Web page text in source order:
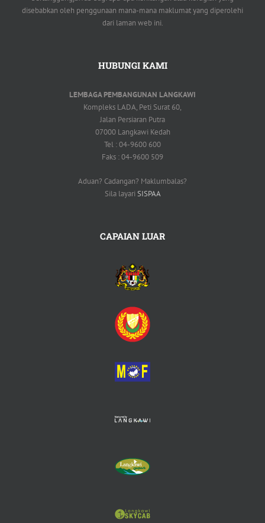
disebabkan oleh penggunaan mana-mana maklumat yang diperolehi
dari laman web ini.
HUBUNGI KAMI
LEMBAGA PEMBANGUNAN LANGKAWI
Kompleks LADA, Peti Surat 60,
Jalan Persiaran Putra
07000 Langkawi Kedah
Tel : 04-9600 600
Faks : 04-9600 509
Aduan? Cadangan? Maklumbalas?
Sila layari SISPAA
CAPAIAN LUAR